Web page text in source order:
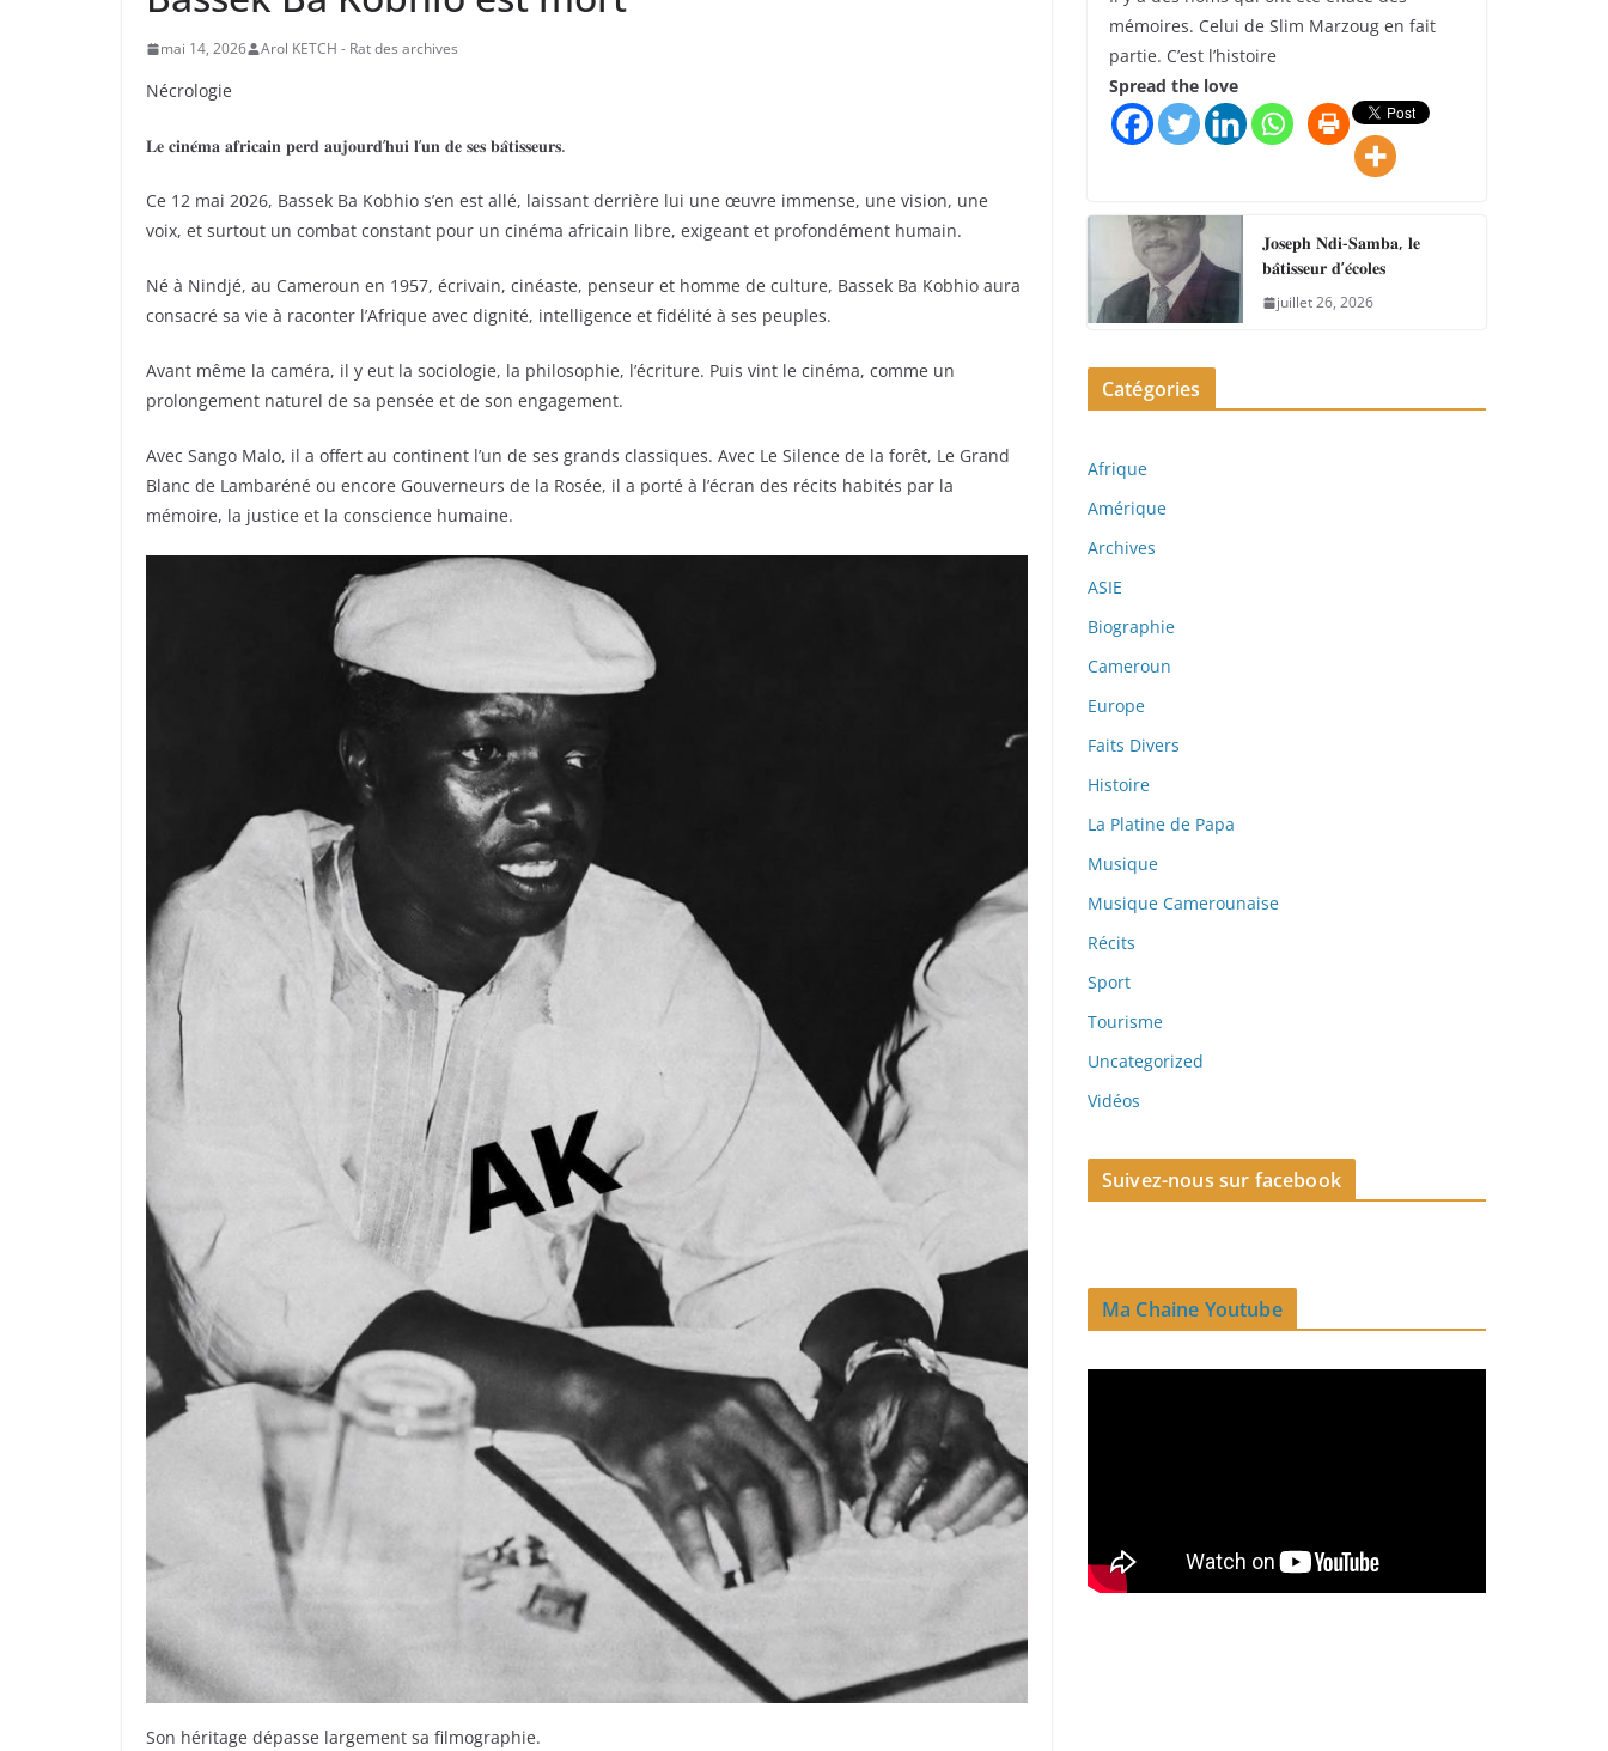
mai 14, 2026 Arol KETCH - Rat des archives
Nécrologie
𝐋𝐞 𝐜𝐢𝐧𝐞́𝐦𝐚 𝐚𝐟𝐫𝐢𝐜𝐚𝐢𝐧 𝐩𝐞𝐫𝐝 𝐚𝐮𝐣𝐨𝐮𝐫𝐝’𝐡𝐮𝐢 𝐥’𝐮𝐧 𝐝𝐞 𝐬𝐞𝐬 𝐛𝐚̂𝐭𝐢𝐬𝐬𝐞𝐮𝐫𝐬.
Ce 12 mai 2026, Bassek Ba Kobhio s’en est allé, laissant derrière lui une œuvre immense, une vision, une
voix, et surtout un combat constant pour un cinéma africain libre, exigeant et profondément humain.
Né à Nindjé, au Cameroun en 1957, écrivain, cinéaste, penseur et homme de culture, Bassek Ba Kobhio aura
consacré sa vie à raconter l’Afrique avec dignité, intelligence et fidélité à ses peuples.
Avant même la caméra, il y eut la sociologie, la philosophie, l’écriture. Puis vint le cinéma, comme un
prolongement naturel de sa pensée et de son engagement.
Avec Sango Malo, il a offert au continent l’un de ses grands classiques. Avec Le Silence de la forêt, Le Grand
Blanc de Lambaréné ou encore Gouverneurs de la Rosée, il a porté à l’écran des récits habités par la
mémoire, la justice et la conscience humaine.
Son héritage dépasse largement sa filmographie.
mémoires. Celui de Slim Marzoug en fait
partie. C’est l’histoire
Spread the love
𝐉𝐨𝐬𝐞𝐩𝐡 𝐍𝐝𝐢-𝐒𝐚𝐦𝐛𝐚, 𝐥𝐞
𝐛𝐚̂𝐭𝐢𝐬𝐬𝐞𝐮𝐫 𝐝’𝐞́𝐜𝐨𝐥𝐞𝐬
juillet 26, 2026
Catégories
Afrique
Amérique
Archives
ASIE
Biographie
Cameroun
Europe
Faits Divers
Histoire
La Platine de Papa
Musique
Musique Camerounaise
Récits
Sport
Tourisme
Uncategorized
Vidéos
Suivez-nous sur facebook
Ma Chaine Youtube